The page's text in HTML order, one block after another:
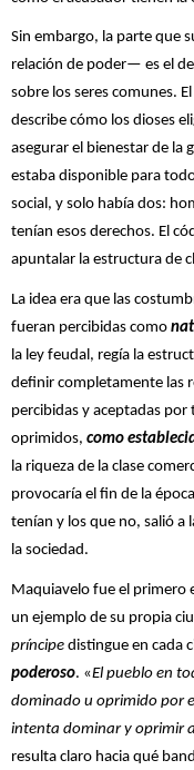
Sin embargo, la parte que
relación de poder— es el
sobre los seres comunes.
describe cómo los dioses
asegurar el bienestar de la
estaba disponible para
social, y solo había dos:
tenían esos derechos. El
apuntalar la estructura de
La idea era que las
fueran percibidas como
la ley feudal, regía la
definir completamente las
percibidas y aceptadas
oprimidos, como
la riqueza de la clase
provocaría el fin de la
tenían y los que no, salió a
la sociedad.
Maquiavelo fue el primero
un ejemplo de su propia
príncipe distingue en cada
poderoso. «El pueblo en
dominado u oprimido por
intenta dominar y oprimir
resulta claro hacia qué